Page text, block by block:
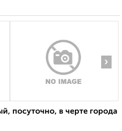
›
посуточно, в черте города